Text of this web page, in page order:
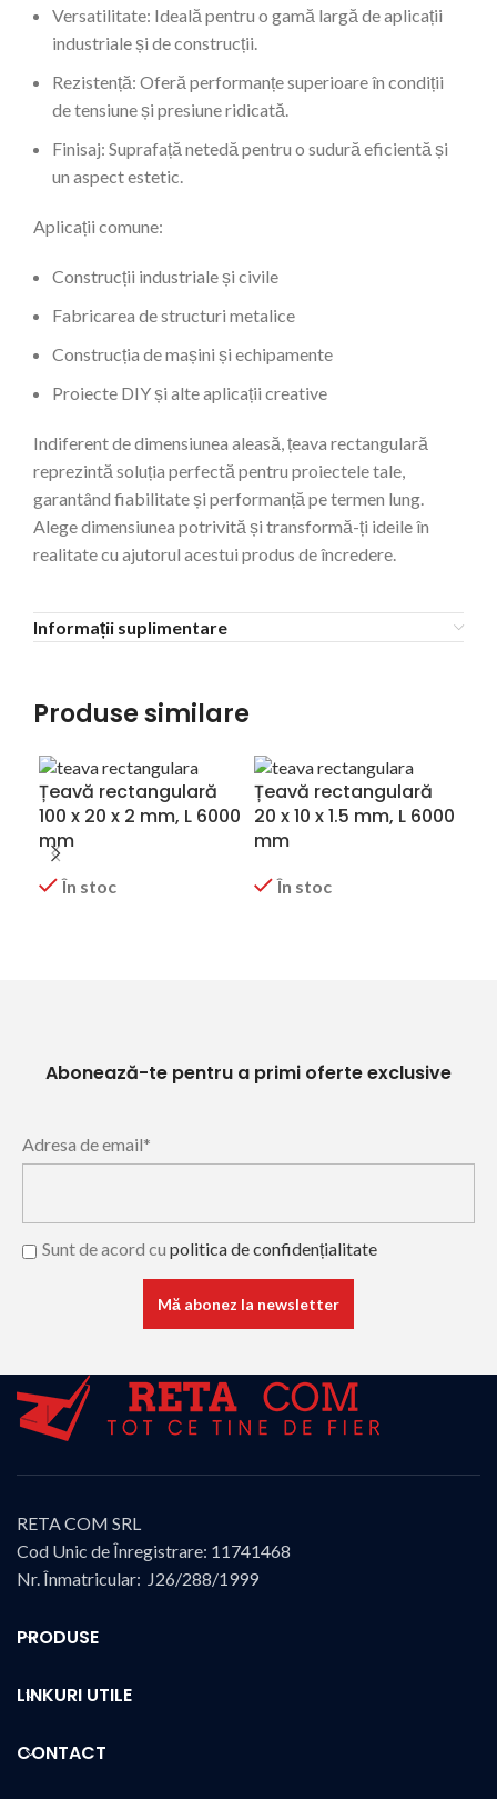
Versatilitate: Ideală pentru o gamă largă de aplicații
industriale și de construcții.
Rezistență: Oferă performanțe superioare în condiții
de tensiune și presiune ridicată.
Finisaj: Suprafață netedă pentru o sudură eficientă și
un aspect estetic.
Aplicații comune:
Construcții industriale și civile
Fabricarea de structuri metalice
Construcția de mașini și echipamente
Proiecte DIY și alte aplicații creative
Indiferent de dimensiunea aleasă, țeava rectangulară
reprezintă soluția perfectă pentru proiectele tale,
garantând fiabilitate și performanță pe termen lung.
Alege dimensiunea potrivită și transformă-ți ideile în
realitate cu ajutorul acestui produs de încredere.
Informații suplimentare
Produse similare
Țeavă rectangulară
100 x 20 x 2 mm, L 6000
mm
În stoc
Țeavă rectangulară
20 x 10 x 1.5 mm, L 6000
mm
În stoc
Abonează-te pentru a primi oferte exclusive
Adresa de email*
Sunt de acord cu politica de confidențialitate
RETA COM SRL
Cod Unic de Înregistrare: 11741468
Nr. Înmatricular: J26/288/1999
PRODUSE
LINKURI UTILE
CONTACT